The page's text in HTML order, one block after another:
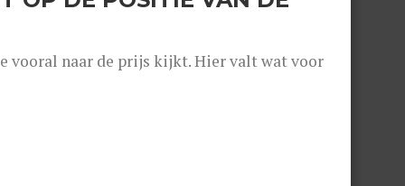
vooral naar de prijs kijkt. Hier valt wat voor